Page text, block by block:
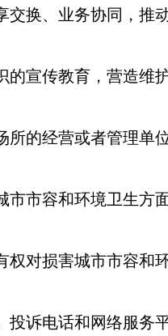
交换、业务协同，推
的宣传教育，营造维
所的经营或者管理单
市市容和环境卫生方
权对损害城市市容和
投诉电话和网络服务